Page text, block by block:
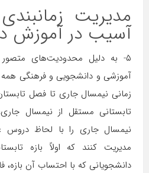
مدیریت
آسیب در آموزش
۵- به دلیل محدودیت‌های
آموزشی و دانشجویی و فرهنگی همه
زمانی نیمسال جاری تا فصل
تابستانی مستقل از نیمسال
نیمسال جاری را با لحاظ دروس
مدیریت کنند که اولاً بازه
دانشجویانی که با احتساب آن